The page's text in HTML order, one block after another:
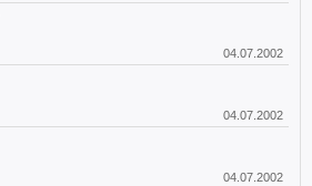
04.07.2002
04.07.2002
04.07.2002